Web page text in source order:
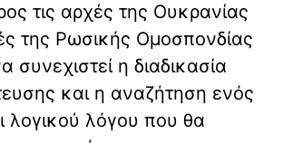
τις αρχές της Ουκρανίας
της Ρωσικής Ομοσπονδίας
συνεχιστεί η διαδικασία
και η αναζήτηση ενός
λογικού λόγου που θα